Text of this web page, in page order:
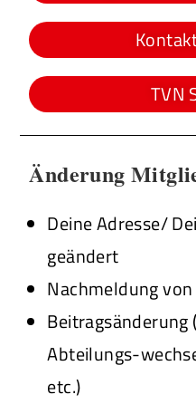
TVN
Änderung
Deine Adresse/
geändert
Nachmeldung
Beitragsänderung
Abteilungs-
etc.)